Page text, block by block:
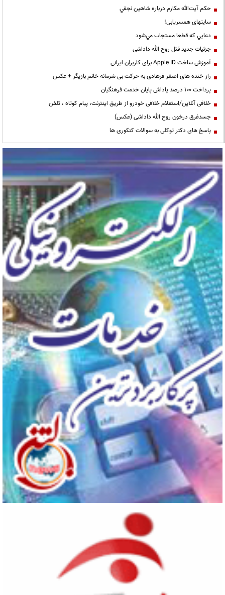
حكم آيت‌الله مكارم درباره شاهين نجفي
سایتهای همسریابی!
دعايي كه قطعا مستجاب مي‌شود
جزئیات جدید قتل روح الله داداشی
آموزش ساخت Apple ID برای کاربران ایرانی
راز خنده های اصغر فرهادی به حرکت بی شرمانه خانم بازیگر + عکس
پرداخت ۱۰۰ درصد پاداش پایان خدمت فرهنگیان
خلافی آنلاین/استعلام خلافی خودرو از طریق اینترنت، پیام کوتاه ، تلفن
جسدغرق درخون روح الله داداشی (عکس)
پاسخ های دکتر توکلی به سوالات کنکوری ها